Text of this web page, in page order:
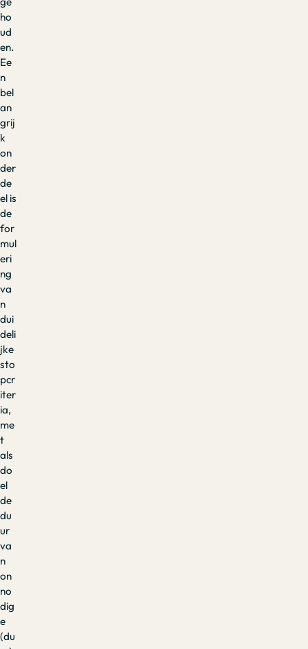
ho
ud
en.
Ee
n
bel
an
grij
k
on
der
de
el is
de
for
mul
eri
ng
va
n
dui
deli
jke
sto
pcr
iter
ia,
me
t
als
do
el
de
du
ur
va
n
on
no
dig
e
(du